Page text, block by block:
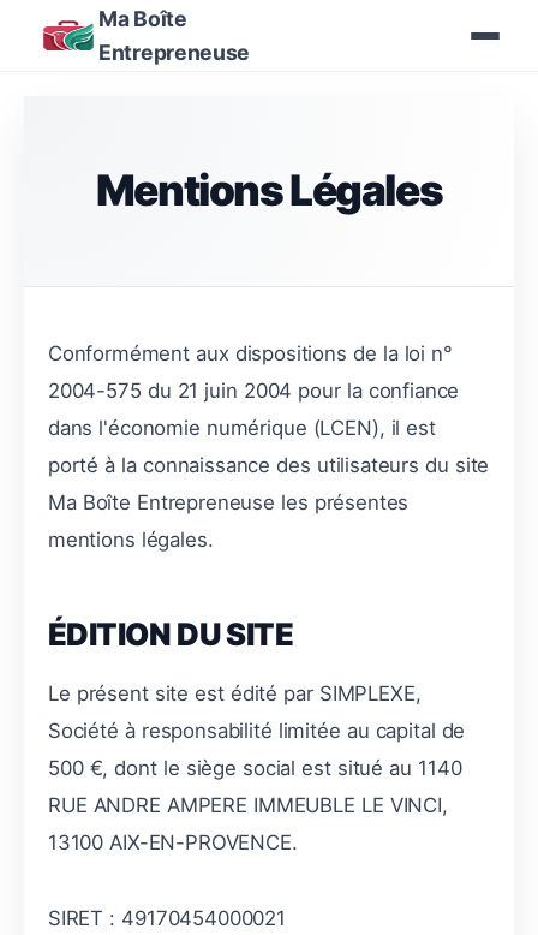
Ma Boîte
Entrepreneuse
Mentions Légales
Conformément aux dispositions de la loi n°
2004-575 du 21 juin 2004 pour la confiance
dans l'économie numérique (LCEN), il est
porté à la connaissance des utilisateurs du site
Ma Boîte Entrepreneuse les présentes
mentions légales.
ÉDITION DU SITE
Le présent site est édité par SIMPLEXE,
Société à responsabilité limitée au capital de
500 €, dont le siège social est situé au 1140
RUE ANDRE AMPERE IMMEUBLE LE VINCI,
13100 AIX-EN-PROVENCE.
SIRET : 49170454000021